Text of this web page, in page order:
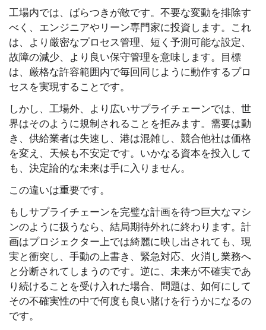
工場内では、ばらつきが敵です。不要な変動を排除す
べく、エンジニアやリーン専門家に投資します。これ
は、より厳密なプロセス管理、短く予測可能な設定、
故障の減少、より良い保守管理を意味します。目標
は、厳格な許容範囲内で毎回同じように動作するプロ
セスを実現することです。
しかし、工場外、より広いサプライチェーンでは、世
界はそのように規制されることを拒みます。需要は動
き、供給業者は失速し、港は混雑し、競合他社は価格
を変え、天候も不安定です。いかなる資本を投入して
も、決定論的な未来は手に入りません。
この違いは重要です。
もしサプライチェーンを完璧な計画を待つ巨大なマシ
ンのように扱うなら、結局期待外れに終わります。計
画はプロジェクター上では綺麗に映し出されても、現
実と衝突し、手動の上書き、緊急対応、火消し業務へ
と分断されてしまうのです。逆に、未来が不確実であ
り続けることを受け入れた場合、問題は、如何にして
その不確実性の中で何度も良い賭けを行うかになるの
です。